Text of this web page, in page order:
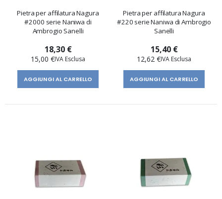
Pietra per affilatura Nagura
#2000 serie Naniwa di
Ambrogio Sanelli
18,30 €
15,00 €
AGGIUNGI AL CARRELLO
Pietra per affilatura Nagura
#220 serie Naniwa di Ambrogio
Sanelli
15,40 €
12,62 €
AGGIUNGI AL CARRELLO